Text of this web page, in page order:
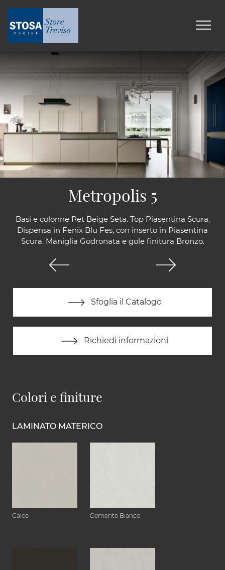
Basi e colonne Pet Beige Seta. Top Piasentina Scura.
Dispensa in Fenix Blu Fes, con inserto in Piasentina
Scura. Maniglia Godronata e gole finitura Bronzo.
Sfoglia il Catalogo
Richiedi informazioni
Metropolis 5
Colori e finiture
LAMINATO MATERICO
Calce Cemento Bianco